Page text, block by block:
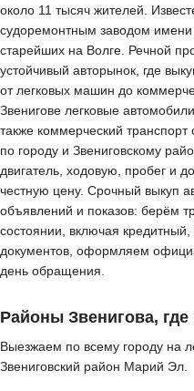
около 11 тысяч жителей.
судоремонтным заводом
старейших на Волге. Речной
устойчивый авторынок, где
от легковых машин до
Звенигове легковые
также коммерческий
по городу и Звениговскому
двигатель, ходовую, пробег и
честную цену. Срочный выкуп
объявлений и показов: берём
состоянии, включая
документов, оформляем
день обращения.
Районы Звенигова,
Выезжаем по всему городу на
Звениговский район Марий Эл.